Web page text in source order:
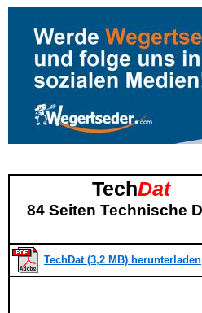
TechDat
84 Seiten Technische
TechDat (3,2 MB) herunterladen